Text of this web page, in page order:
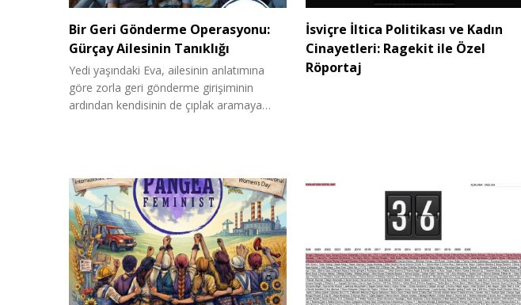
Bir Geri Gönderme Operasyonu:
Gürçay Ailesinin Tanıklığı
Yedi yaşındaki Eva, ailesinin anlatımına
göre zorla geri gönderme girişiminin
ardından kendisinin de çıplak aramaya…
İsviçre İltica Politikası ve Kadın
Cinayetleri: Ragekit ile Özel
Röportaj